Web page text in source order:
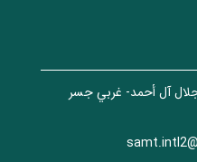
جلال آل أحمد- غربي جسر